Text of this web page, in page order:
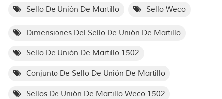
Sello De Unión De Martillo Sello Weco
Dimensiones Del Sello De Unión De Martillo
Sello De Unión De Martillo 1502
Conjunto De Sello De Unión De Martillo
Sellos De Unión De Martillo Weco 1502